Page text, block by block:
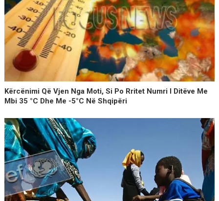
Kërcënimi Që Vjen Nga Moti, Si Po Rritet Numri I Ditëve Me
Mbi 35 °C Dhe Me -5°C Në Shqipëri